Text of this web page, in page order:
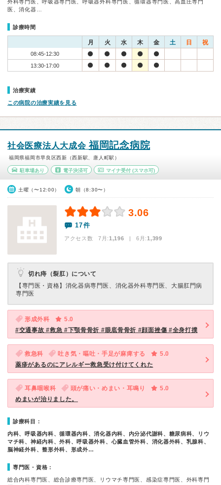
外科専門医、呼吸器専門医、呼吸器外科専門医、循環器専門医、高血圧専門
医、消化器…
診療時間
月 火 水 木 金 土 日 祝
08:45-12:30
13:30-17:00
治療実績
この病院の治療実績を見る
社会医療法人大成会福岡記念病院
福岡県福岡市早良区西新（西新駅、唐人町駅）
駐車場あり 電子決済可 マイナ受付 (スマホ可)
土曜（〜12:00） 朝（8:30〜）
3.06
17件
アクセス数 7月:1,196 | 6月:1,399
切れ痔（裂肛）について
【専門医・資格】 消化器病専門医、消化器外科専門医、大腸肛門病
専門医
形成外科
5.0
#交通事故 #救急 #下顎骨骨折 #眼底骨骨折 #顔面挫傷 #全身打撲
救急科 吐き気・嘔吐・手足が麻痺する
5.0
薬疹があるのにアレルギー救急受け付けてくれた
耳鼻咽喉科 頭が痛い・めまい・耳鳴り
5.0
めまいが治りました。
診療科目：
内科、呼吸器内科、循環器内科、消化器内科、内分泌代謝科、糖尿病科、リウ
マチ科、神経内科、外科、呼吸器外科、心臓血管外科、消化器外科、乳腺科、
脳神経外科、整形外科、形成外…
専門医・資格：
総合内科専門医、総合診療専門医、リウマチ専門医、感染症専門医、外科専門